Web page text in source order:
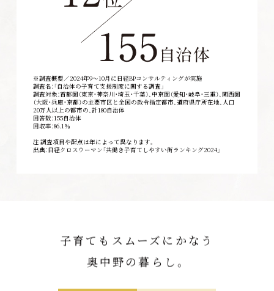
※調査概要／2024年9～10月に日経BPコンサルティングが実施
調査名：「自治体の子育て支援制度に関する調査」
調査対象：首都圏（東京・神奈川・埼玉・千葉）、中京圏（愛知・岐阜・三重）、関西圏
（大阪・兵庫・京都）の主要市区と全国の政令指定都市、道府県庁所在地、人口
20万人以上の都市の、計180自治体
回答数：155自治体
回収率：86.1％
注 調査項目や配点は年によって異なります。
出典：日経クロスウーマン「共働き子育てしやすい街ランキング2024」
子育てもスムーズにかなう
奥中野の暮らし。